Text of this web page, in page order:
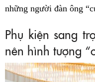
những người đàn ông
Phụ kiện sang
nên hình tượng